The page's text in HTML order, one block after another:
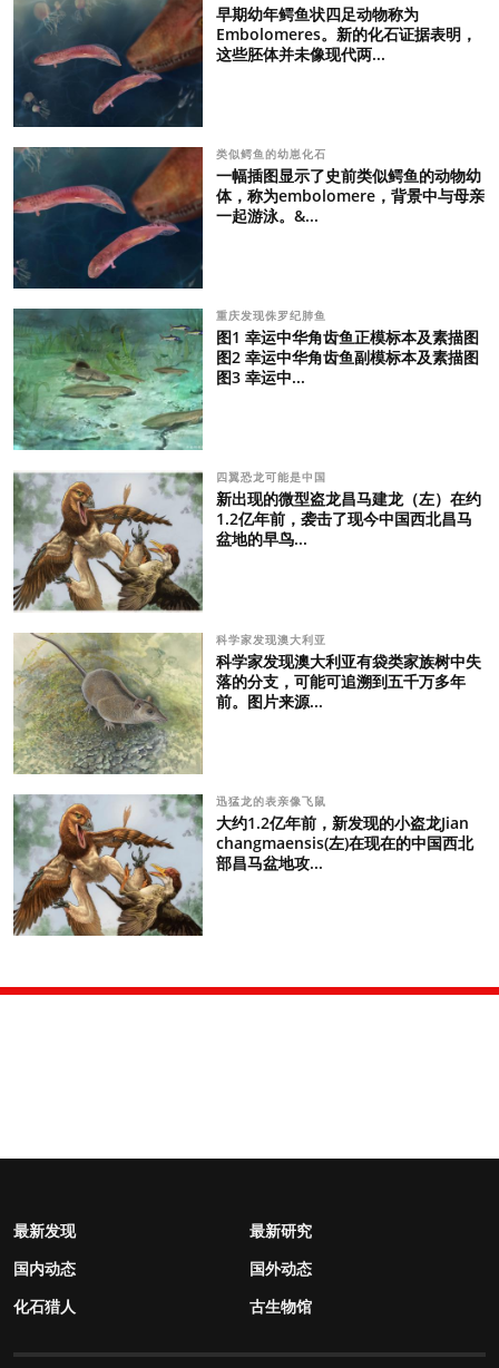
早期幼年鳄鱼状四足动物称为
Embolomeres。新的化石证据表明，
这些胚体并未像现代两...
类似鳄鱼的幼崽化石
一幅插图显示了史前类似鳄鱼的动物幼
体，称为embolomere，背景中与母亲
一起游泳。&...
重庆发现侏罗纪肺鱼
图1 幸运中华角齿鱼正模标本及素描图
图2 幸运中华角齿鱼副模标本及素描图
图3 幸运中...
四翼恐龙可能是中国
新出现的微型盗龙昌马建龙（左）在约
1.2亿年前，袭击了现今中国西北昌马
盆地的早鸟...
科学家发现澳大利亚
科学家发现澳大利亚有袋类家族树中失
落的分支，可能可追溯到五千万多年
前。图片来源...
迅猛龙的表亲像飞鼠
大约1.2亿年前，新发现的小盗龙Jian
changmaensis(左)在现在的中国西北
部昌马盆地攻...
最新发现
最新研究
国内动态
国外动态
化石猎人
古生物馆